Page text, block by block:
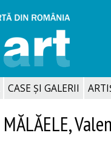
CASE ȘI GALERII
MĂLĂELE,